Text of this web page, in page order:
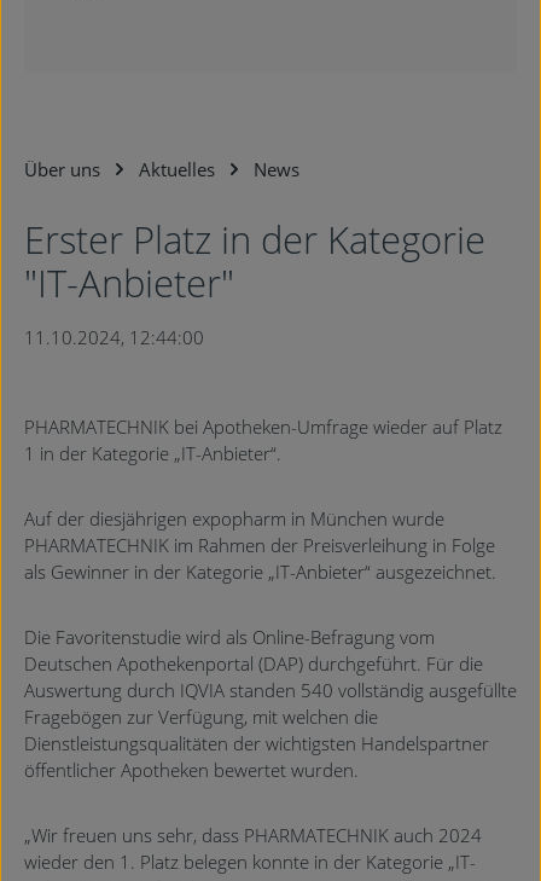
Über uns Aktuelles News
Erster Platz in der Kategorie
"IT-Anbieter"
11.10.2024, 12:44:00
PHARMATECHNIK bei Apotheken-Umfrage wieder auf Platz
1 in der Kategorie „IT-Anbieter“.
Auf der diesjährigen expopharm in München wurde
PHARMATECHNIK im Rahmen der Preisverleihung in Folge
als Gewinner in der Kategorie „IT-Anbieter“ ausgezeichnet.
Die Favoritenstudie wird als Online-Befragung vom
Deutschen Apothekenportal (DAP) durchgeführt. Für die
Auswertung durch IQVIA standen 540 vollständig ausgefüllte
Fragebögen zur Verfügung, mit welchen die
Dienstleistungsqualitäten der wichtigsten Handelspartner
öffentlicher Apotheken bewertet wurden.
„Wir freuen uns sehr, dass PHARMATECHNIK auch 2024
wieder den 1. Platz belegen konnte in der Kategorie „IT-